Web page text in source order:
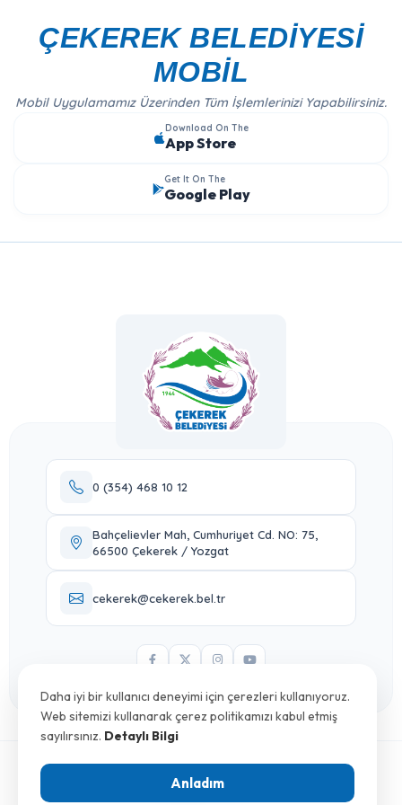
ÇEKEREK BELEDİYESİ
MOBİL
Mobil Uygulamamız Üzerinden Tüm İşlemlerinizi Yapabilirsiniz.
Download On The
App Store
Get It On The
Google Play
0 (354) 468 10 12
Bahçelievler Mah, Cumhuriyet Cd. NO: 75,
66500 Çekerek / Yozgat
cekerek@cekerek.bel.tr
Çekerek Belediyesi. Tüm Hakları Saklıdır.
Daha iyi bir kullanıcı deneyimi için çerezleri kullanıyoruz.
Web sitemizi kullanarak çerez politikamızı kabul etmiş
sayılırsınız. Detaylı Bilgi
Anladım